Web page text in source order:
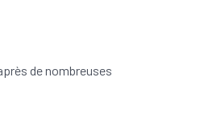
de nombreuses